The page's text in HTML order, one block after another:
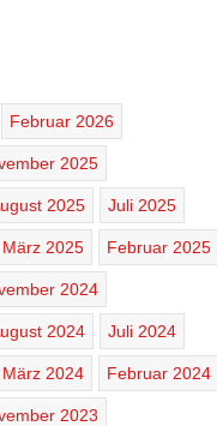
Februar 2026
2025
2025 Juli 2025
März 2025 Februar 2025
2024
2024 Juli 2024
März 2024 Februar 2024
2023